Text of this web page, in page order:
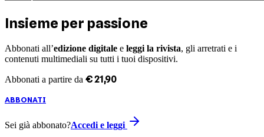
Insieme per passione
Abbonati all’edizione digitale e leggi la rivista, gli arretrati e i
contenuti multimediali su tutti i tuoi dispositivi.
Abbonati a partire da €21 ,90
ABBONATI
Sei già abbonato?Accedi e leggi